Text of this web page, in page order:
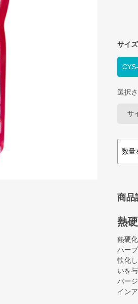
サイ
選択
サ
商品
熱
熱硬
ハー
軟化
いを
バー
イン